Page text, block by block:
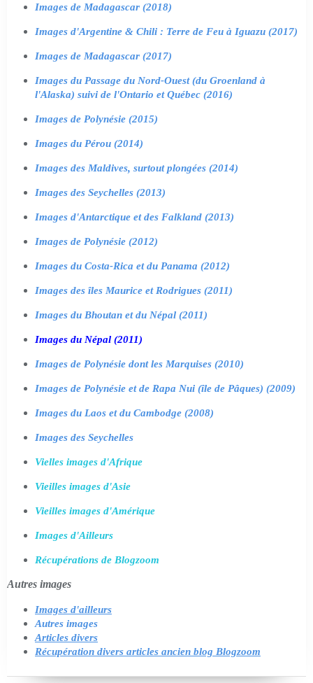
Images de Madagascar (2018)
Images d'Argentine & Chili : Terre de Feu à Iguazu (2017)
Images de Madagascar (2017)
Images du Passage du Nord-Ouest (du Groenland à
l'Alaska) suivi de l'Ontario et Québec (2016)
Images de Polynésie (2015)
Images du Pérou (2014)
Images des Maldives, surtout plongées (2014)
Images des Seychelles (2013)
Images d'Antarctique et des Falkland (2013)
Images de Polynésie (2012)
Images du Costa-Rica et du Panama (2012)
Images des îles Maurice et Rodrigues (2011)
Images du Bhoutan et du Népal (2011)
Images du Népal (2011)
Images de Polynésie dont les Marquises (2010)
Images de Polynésie et de Rapa Nui (île de Pâques) (2009)
Images du Laos et du Cambodge (2008)
Images des Seychelles
Vielles images d'Afrique
Vieilles images d'Asie
Vieilles images d'Amérique
Images d'Ailleurs
Récupérations de Blogzoom
Autres images
Images d'ailleurs
Autres images
Articles divers
Récupération divers articles ancien blog Blogzoom